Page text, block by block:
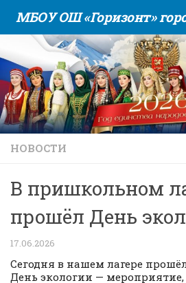
Skip to content
НОВОСТИ
В пришкольном
прошёл День
17.06.2026
Сегодня в нашем лагере
День экологии — мероприятие,